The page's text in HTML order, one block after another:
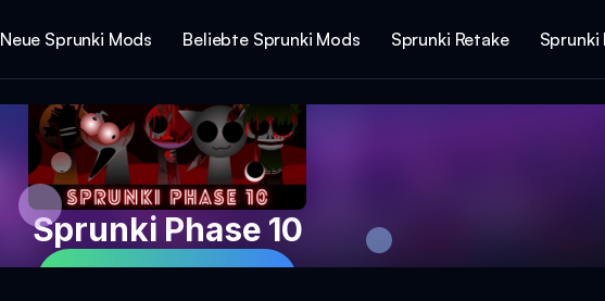
Neue Sprunki Mods Beliebte Sprunki Mods Sprunki Retake Sprunki
Sprunki Phase 10